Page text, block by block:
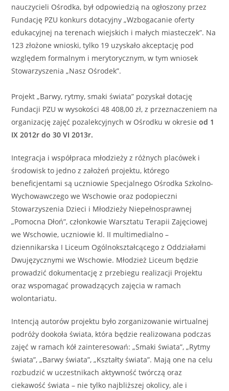
nauczycieli Ośrodka, był odpowiedzią na ogłoszony przez
Fundację PZU konkurs dotacyjny „Wzbogacanie oferty
edukacyjnej na terenach wiejskich i małych miasteczek”. Na
123 złożone wnioski, tylko 19 uzyskało akceptację pod
względem formalnym i merytorycznym, w tym wniosek
Stowarzyszenia „Nasz Ośrodek”.
Projekt „Barwy, rytmy, smaki świata” pozyskał dotację
Fundacji PZU w wysokości 48 408,00 zł, z przeznaczeniem na
organizację zajęć pozalekcyjnych w Ośrodku w okresie od 1
IX 2012r do 30 VI 2013r.
Integracja i współpraca młodzieży z różnych placówek i
środowisk to jedno z założeń projektu, którego
beneficjentami są uczniowie Specjalnego Ośrodka Szkolno-
Wychowawczego we Wschowie oraz podopieczni
Stowarzyszenia Dzieci i Młodzieży Niepełnosprawnej
„Pomocna Dłoń”, członkowie Warsztatu Terapii Zajęciowej
we Wschowie, uczniowie kl. II multimedialno –
dziennikarska I Liceum Ogólnokształcącego z Oddziałami
Dwujęzycznymi we Wschowie. Młodzież Liceum będzie
prowadzić dokumentację z przebiegu realizacji Projektu
oraz wspomagać prowadzących zajęcia w ramach
wolontariatu.
Intencją autorów projektu było zorganizowanie wirtualnej
podróży dookoła świata, która będzie realizowana podczas
zajęć w ramach kół zainteresowań: „Smaki świata”, „Rytmy
świata”, „Barwy świata”, „Kształty świata”. Mają one na celu
rozbudzić w uczestnikach aktywność twórczą oraz
ciekawość świata – nie tylko najbliższej okolicy, ale i